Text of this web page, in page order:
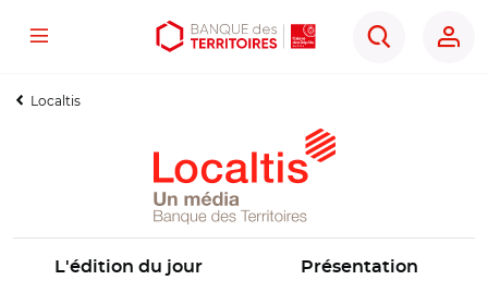
Aller
contenu
Aller
menu
Ouvrir
outils
Menu
Rechercher
Localtis
L'édition du jour Présentation